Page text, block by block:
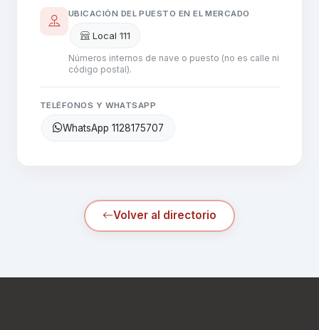
UBICACIÓN DEL PUESTO EN EL MERCADO
Local 111
Números internos de nave o puesto (no es calle ni
código postal).
TELÉFONOS Y WHATSAPP
WhatsApp 1128175707
Volver al directorio